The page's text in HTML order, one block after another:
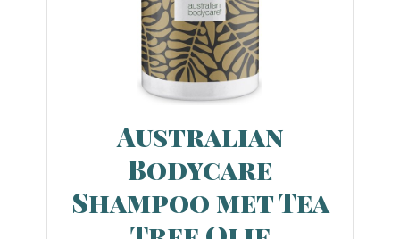
Australian
Bodycare
Shampoo met Tea